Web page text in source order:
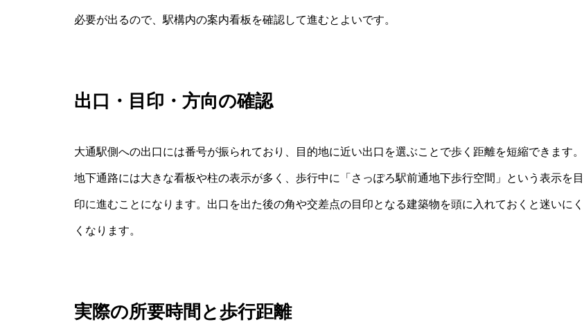
必要が出るので、駅構内の案内看板を確認して進むとよいです。
出口・目印・方向の確認
大通駅側への出口には番号が振られており、目的地に近い出口を選ぶことで歩く距離を短縮できます。
地下通路には大きな看板や柱の表示が多く、歩行中に「さっぽろ駅前通地下歩行空間」という表示を目
印に進むことになります。出口を出た後の角や交差点の目印となる建築物を頭に入れておくと迷いにく
くなります。
実際の所要時間と歩行距離